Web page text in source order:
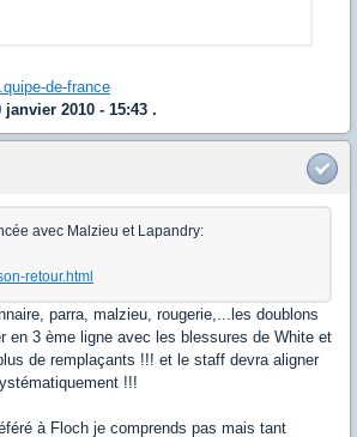
de-france
2010 - 15:43 .
avec Malzieu et Lapandry:
retour.html
parra, malzieu, rougerie,...les doublons
en 3 ème ligne avec les blessures de White et
de remplaçants !!! et le staff devra aligner
!!!
à Floch je comprends pas mais tant